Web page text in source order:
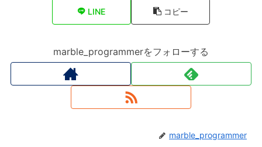
LINE コピー
marble_programmerをフォローする
marble_programmer